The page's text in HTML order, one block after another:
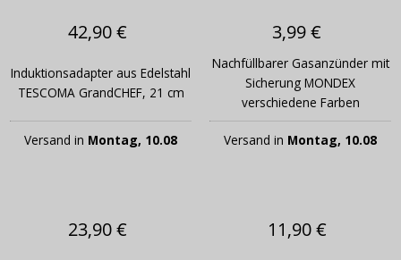
42,90 €
Induktionsadapter aus Edelstahl
TESCOMA GrandCHEF, 21 cm
Versand in Montag, 10.08
3,99 €
Nachfüllbarer Gasanzünder mit
Sicherung MONDEX
verschiedene Farben
Versand in Montag, 10.08
23,90 € 11,90 €